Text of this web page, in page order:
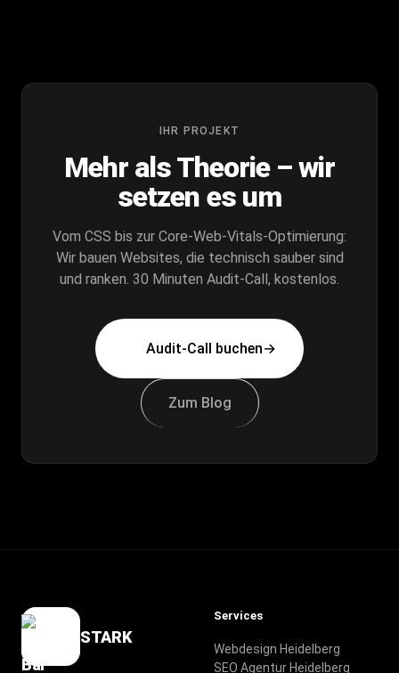
IHR PROJEKT
Mehr als Theorie – wir
setzen es um
Vom CSS bis zur Core-Web-Vitals-Optimierung:
Wir bauen Websites, die technisch sauber sind
und ranken. 30 Minuten Audit-Call, kostenlos.
Audit-Call buchen→
Zum Blog
STARK
Services
Webdesign Heidelberg
SEO Agentur Heidelberg